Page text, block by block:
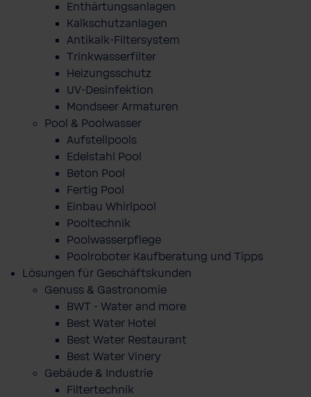
Enthärtungsanlagen
Kalkschutzanlagen
Antikalk-Filtersystem
Trinkwasserfilter
Heizungsschutz
UV-Desinfektion
Mondseer Armaturen
Pool & Poolwasser
Aufstellpools
Edelstahl Pool
Beton Pool
Fertig Pool
Einbau Whirlpool
Pooltechnik
Poolwasserpflege
Poolroboter Kaufberatung und Tipps
Lösungen für Geschäftskunden
Genuss & Gastronomie
BWT - Water and more
Best Water Hotel
Best Water Restaurant
Best Water Vinery
Gebäude & Industrie
Filtertechnik